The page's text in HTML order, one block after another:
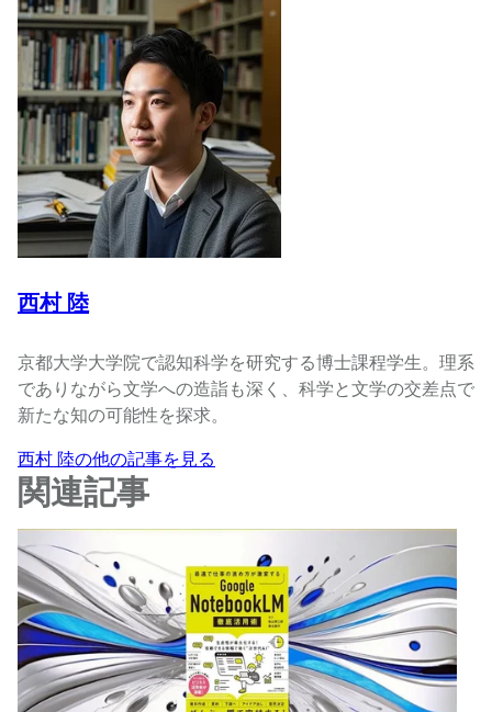
西村 陸
京都大学大学院で認知科学を研究する博士課程学生。理系
でありながら文学への造詣も深く、科学と文学の交差点で
新たな知の可能性を探求。
西村 陸の他の記事を見る
関連記事